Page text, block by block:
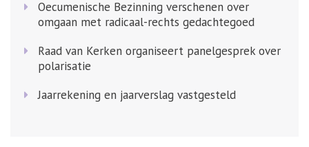
Oecumenische Bezinning verschenen over
omgaan met radicaal-rechts gedachtegoed
Raad van Kerken organiseert panelgesprek over
polarisatie
Jaarrekening en jaarverslag vastgesteld